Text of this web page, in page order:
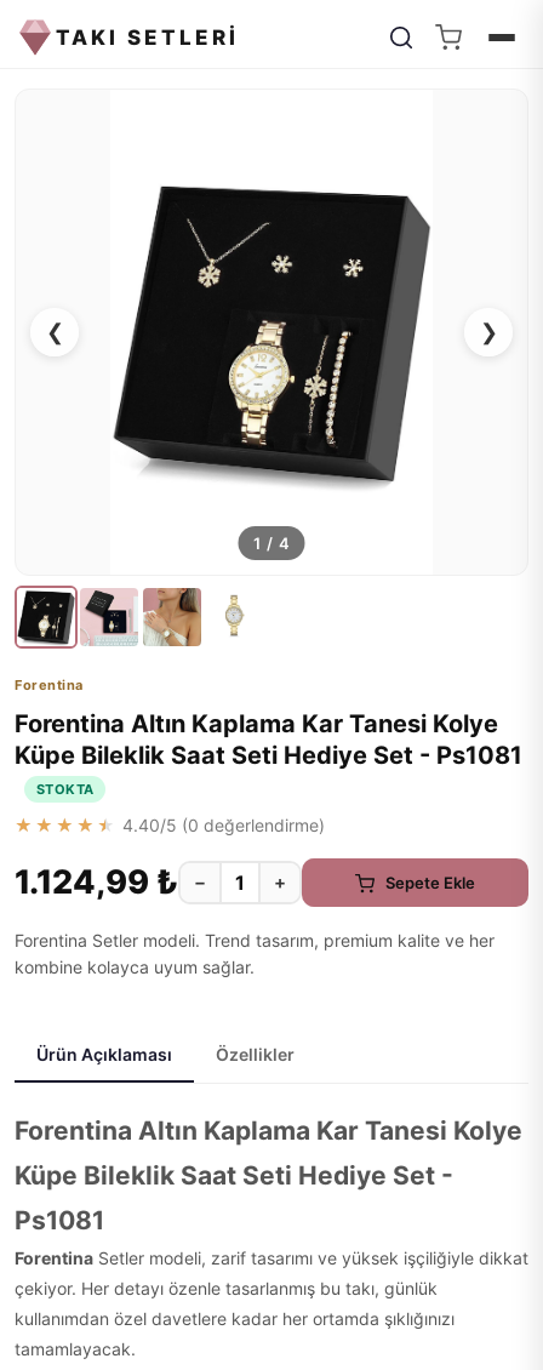
TAKI SETLERİ
❮ ❯
1 / 4
Forentina
Forentina Altın Kaplama Kar Tanesi Kolye
Küpe Bileklik Saat Seti Hediye Set - Ps1081
STOKTA
★★★★★ 4.40/5 (0 değerlendirme)
1.124,99 ₺ − + Sepete Ekle
Forentina Setler modeli. Trend tasarım, premium kalite ve her
kombine kolayca uyum sağlar.
Ürün Açıklaması Özellikler
Forentina Altın Kaplama Kar Tanesi Kolye
Küpe Bileklik Saat Seti Hediye Set -
Ps1081
Forentina Setler modeli, zarif tasarımı ve yüksek işçiliğiyle dikkat
çekiyor. Her detayı özenle tasarlanmış bu takı, günlük
kullanımdan özel davetlere kadar her ortamda şıklığınızı
tamamlayacak.